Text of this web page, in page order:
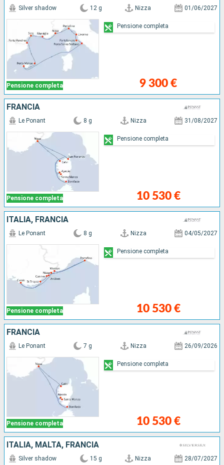
Pensione completa
Silver shadow 12 g Nizza 01/06/2027
9 300 €
Pensione completa
FRANCIA
Pensione completa
Le Ponant 8 g Nizza 31/08/2027
10 530 €
Pensione completa
ITALIA, FRANCIA
Pensione completa
Le Ponant 8 g Nizza 04/05/2027
10 530 €
Pensione completa
FRANCIA
Pensione completa
Le Ponant 7 g Nizza 26/09/2026
10 530 €
Pensione completa
ITALIA, MALTA, FRANCIA
Silver shadow 15 g Nizza 28/07/2027